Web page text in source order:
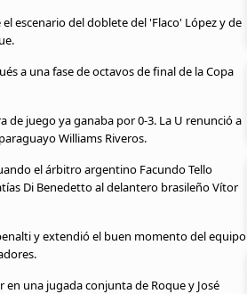
escenario del doblete del 'Flaco' López y de
a una fase de octavos de final de la Copa
juego ya ganaba por 0-3. La U renunció a
Williams Riveros.
el árbitro argentino Facundo Tello
Di Benedetto al delantero brasileño Vítor
y extendió el buen momento del equipo
una jugada conjunta de Roque y José